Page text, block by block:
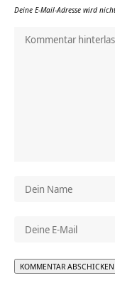
Deine E-Mail-Adresse wird